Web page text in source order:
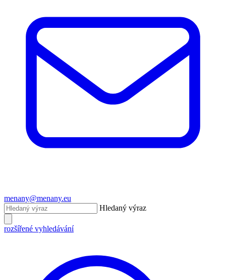
menany@menany.eu
Hledaný výraz
rozšířené vyhledávání